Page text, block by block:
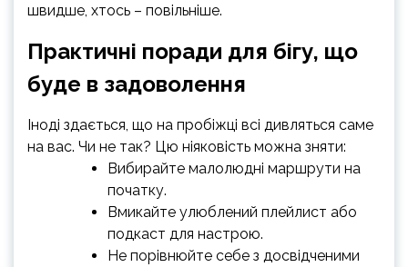
швидше, хтось – повільніше.
Практичні поради для бігу, що
буде в задоволення
Іноді здається, що на пробіжці всі дивляться саме
на вас. Чи не так? Цю ніяковість можна зняти:
Вибирайте малолюдні маршрути на
початку.
Вмикайте улюблений плейлист або
подкаст для настрою.
Не порівнюйте себе з досвідченими